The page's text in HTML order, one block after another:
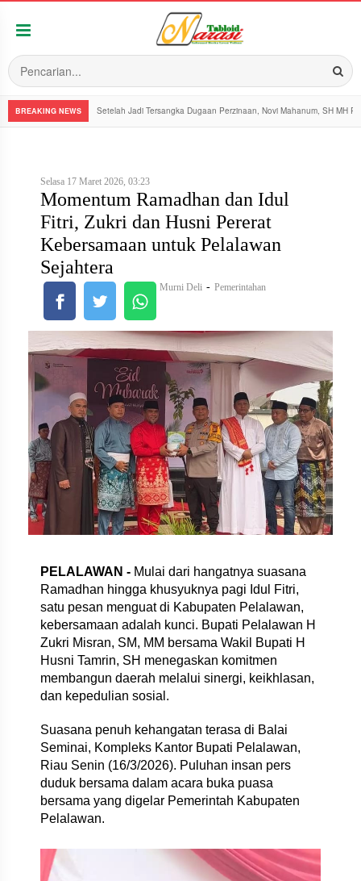
BREAKING NEWS Setelah Jadi Tersangka Dugaan Perzinaan, Novi Mahanum, SH MH
Selasa 17 Maret 2026, 03:23
Momentum Ramadhan dan Idul
Fitri, Zukri dan Husni Pererat
Kebersamaan untuk Pelalawan
Sejahtera
Murni Deli - Pemerintahan
PELALAWAN - Mulai dari hangatnya suasana
Ramadhan hingga khusyuknya pagi Idul Fitri,
satu pesan menguat di Kabupaten Pelalawan,
kebersamaan adalah kunci. Bupati Pelalawan H
Zukri Misran, SM, MM bersama Wakil Bupati H
Husni Tamrin, SH menegaskan komitmen
membangun daerah melalui sinergi, keikhlasan,
dan kepedulian sosial.
Suasana penuh kehangatan terasa di Balai
Seminai, Kompleks Kantor Bupati Pelalawan,
Riau Senin (16/3/2026). Puluhan insan pers
duduk bersama dalam acara buka puasa
bersama yang digelar Pemerintah Kabupaten
Pelalawan.